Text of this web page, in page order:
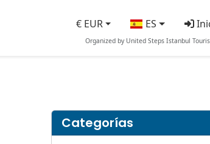
€ EUR ES
Organized by United Steps Istanbul
Categorías